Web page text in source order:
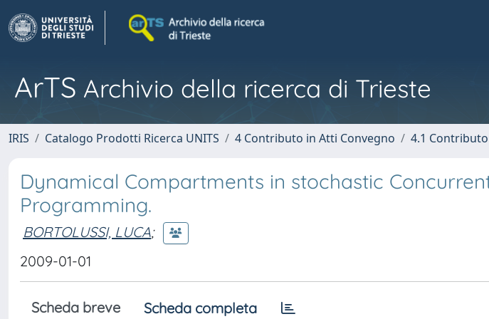
ArTS Archivio della ricerca di Trieste
IRIS Catalogo Prodotti Ricerca UNITS 4 Contributo in Atti Convegno 4.1
Dynamical Compartments in stochastic
Programming.
BORTOLUSSI, LUCA;
2009-01-01
Scheda breve Scheda completa